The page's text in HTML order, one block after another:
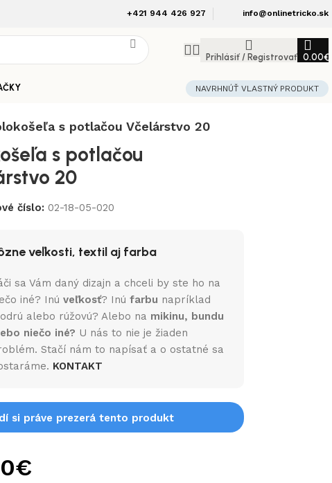
+421 944 426 927 info@onlinetricko.sk
Prihlásiť / Registrovať 0.00€
NAVRHNÚŤ VLASTNÝ PRODUKT
s potlačou Včelárstvo 20
s potlačou
20
číslo: 02-18-05-020
veľkosti, textil aj farba
sa Vám daný dizajn a chceli by ste ho na
iné? Inú veľkosť? Inú farbu napríklad
alebo rúžovú? Alebo na mikinu, bundu
niečo iné? U nás to nie je žiaden
Stačí nám to napísať a o ostatné sa
KONTAKT
si práve prezerá tento produkt
€